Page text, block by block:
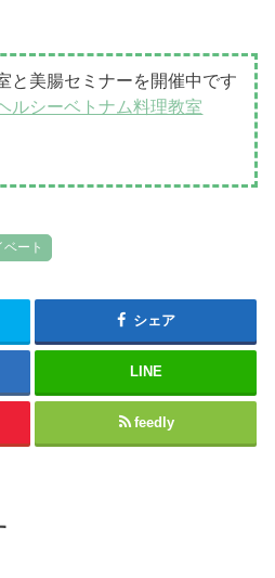
と美腸セミナーを開催中です
ルシーベトナム料理教室
ベート
シェア
LINE
feedly